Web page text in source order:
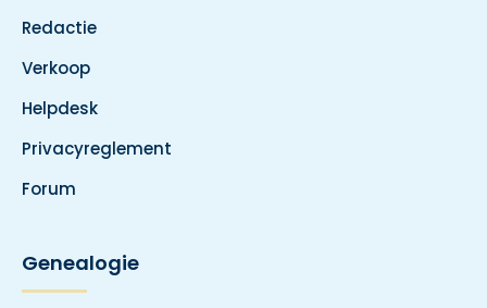
Redactie
Verkoop
Helpdesk
Privacyreglement
Forum
Genealogie